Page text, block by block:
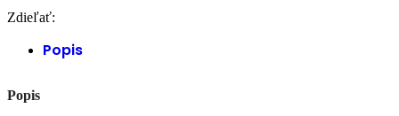
Zdieľať:
Popis
Popis